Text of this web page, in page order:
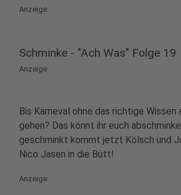
Anzeige
Schminke - "Ach Was" Folge 19
Anzeige
Bis Karneval ohne das richtige Wissen
gehen? Das könnt ihr euch
geschminkt kommt jetzt Kölsch und
Nico Jasen in die Bütt!
Anzeige